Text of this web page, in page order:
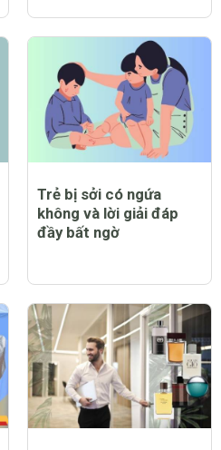
Trẻ bị sởi có ngứa
không và lời giải đáp
đầy bất ngờ